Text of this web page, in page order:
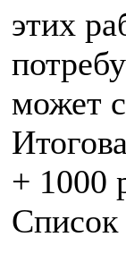
этих
может
+ 1000
Список